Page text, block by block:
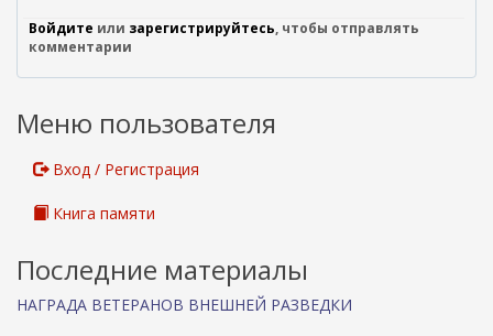
Войдите или зарегистрируйтесь, чтобы отправлять
комментарии
Меню пользователя
Вход / Регистрация
Книга памяти
Последние материалы
НАГРАДА ВЕТЕРАНОВ ВНЕШНЕЙ РАЗВЕДКИ